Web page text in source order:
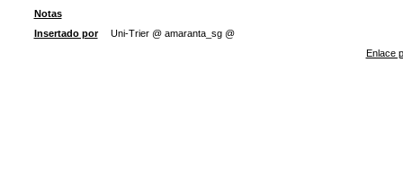
Notas
Insertado por
Uni-Trier @ amaranta_sg @
Enlace